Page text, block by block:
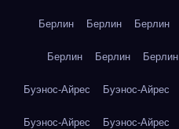
Берлин Берлин Берлин
Берлин Берлин Берлин
Буэнос-Айрес Буэнос-Айрес
Буэнос-Айрес Буэнос-Айрес